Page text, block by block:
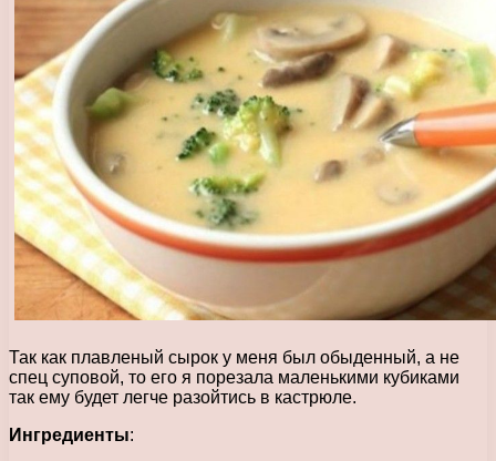
Так как плавленый сырок у меня был обыденный, а не
спец суповой, то его я порезала маленькими кубиками
так ему будет легче разойтись в кастрюле.
Ингредиенты: